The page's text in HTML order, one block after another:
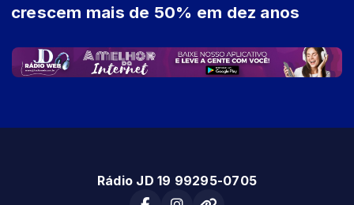
crescem mais de 50% em dez anos
Rádio JD 19 99295-0705